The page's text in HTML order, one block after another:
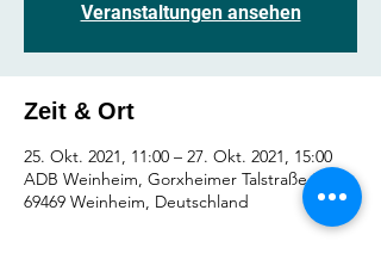
Veranstaltungen ansehen
Zeit & Ort
25. Okt. 2021, 11:00 – 27. Okt. 2021, 15:00
ADB Weinheim, Gorxheimer Talstraße 23,
69469 Weinheim, Deutschland